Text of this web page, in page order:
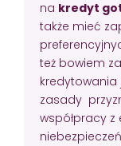
na kredyt
także mieć
też bowiem
kredytowania
zasady
współpracy